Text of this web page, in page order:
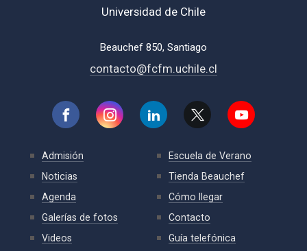
Universidad de Chile
Beauchef 850, Santiago
contacto@fcfm.uchile.cl
Admisión
Noticias
Agenda
Galerías de fotos
Videos
Escuela de Verano
Tienda Beauchef
Cómo llegar
Contacto
Guía telefónica